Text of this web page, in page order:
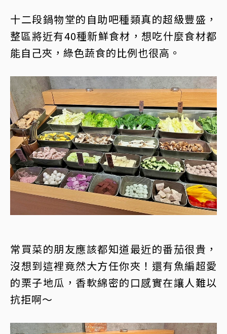
十二段鍋物堂的自助吧種類真的超級豐盛，
整區將近有40種新鮮食材，想吃什麼食材都
能自己夾，綠色蔬食的比例也很高。
常買菜的朋友應該都知道最近的番茄很貴，
沒想到這裡竟然大方任你夾！還有魚編超愛
的栗子地瓜，香軟綿密的口感實在讓人難以
抗拒啊～